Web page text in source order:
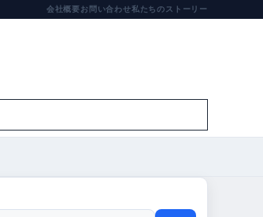
会社概要お問い合わせ私たちのストーリー